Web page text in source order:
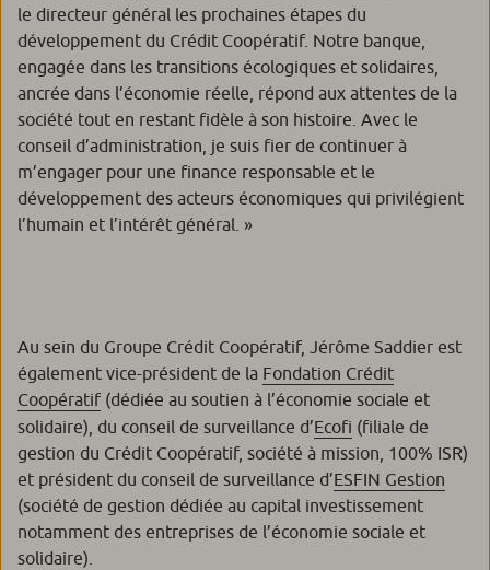
le directeur général les prochaines étapes du
développement du Crédit Coopératif. Notre banque,
engagée dans les transitions écologiques et solidaires,
ancrée dans l’économie réelle, répond aux attentes de la
société tout en restant fidèle à son histoire. Avec le
conseil d’administration, je suis fier de continuer à
m’engager pour une finance responsable et le
développement des acteurs économiques qui privilégient
l’humain et l’intérêt général. »
Au sein du Groupe Crédit Coopératif, Jérôme Saddier est
également vice-président de la Fondation Crédit
Coopératif (dédiée au soutien à l’économie sociale et
solidaire), du conseil de surveillance d’Ecofi (filiale de
gestion du Crédit Coopératif, société à mission, 100% ISR)
et président du conseil de surveillance d’ESFIN Gestion
(société de gestion dédiée au capital investissement
notamment des entreprises de l’économie sociale et
solidaire).